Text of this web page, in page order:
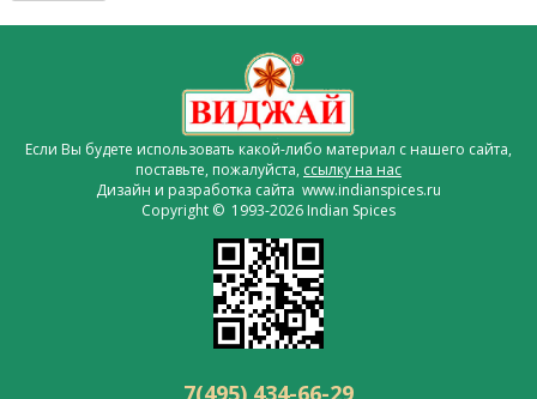
Если Вы будете использовать какой-либо материал с нашего сайта,
поставьте, пожалуйста, ссылку на нас
Дизайн и разработка сайта www.indianspices.ru
Copyright © 1993-2026 Indian Spices
7(495) 434-66-29